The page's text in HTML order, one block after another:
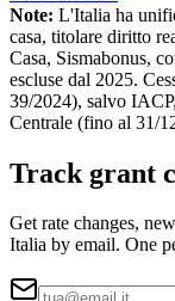
Note: L'Italia ha
casa, titolare diritto
Casa, Sismabonus,
escluse dal 2025.
39/2024), salvo
Centrale (fino al 31/
Track grant
Get rate changes,
Italia by email. One